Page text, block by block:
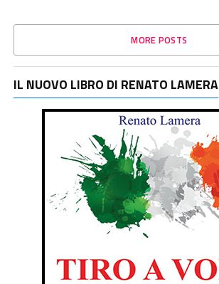
MORE POSTS
IL NUOVO LIBRO DI RENATO LAMERA